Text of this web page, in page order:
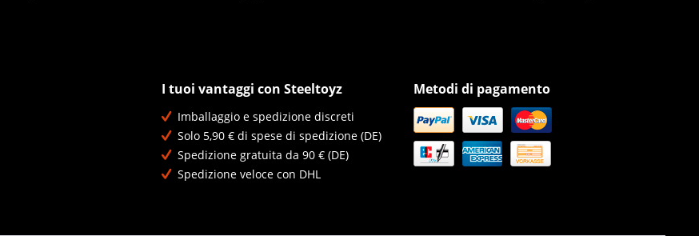
I tuoi vantaggi con Steeltoyz
Imballaggio e spedizione discreti
Solo 5,90 € di spese di spedizione (DE)
Spedizione gratuita da 90 € (DE)
Spedizione veloce con DHL
Metodi di pagamento